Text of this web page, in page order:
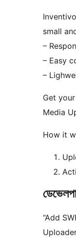
small
–
– Easy
–
Get
Media
How it
“Add